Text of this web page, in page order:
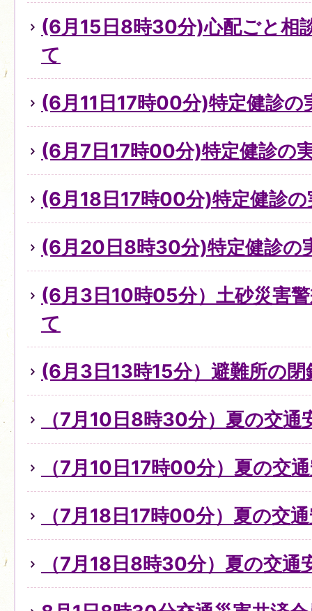
(6月15日8時30分)心配ごと相
て
(6月11日17時00分)特定健診の
(6月7日17時00分)特定健診の
(6月18日17時00分)特定健診
(6月20日8時30分)特定健診の
(6月3日10時05分）土砂災害
て
(6月3日13時15分）避難所の
（7月10日8時30分）夏の交通
（7月10日17時00分）夏の交
（7月18日17時00分）夏の交
（7月18日8時30分）夏の交通